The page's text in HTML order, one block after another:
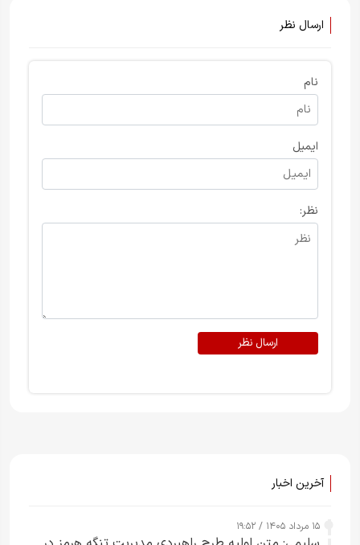
ارسال نظر
نام
ایمیل
نظر:
ارسال نظر
آخرین اخبار
۱۵ مرداد ۱۴۰۵ / ۱۹:۵۲